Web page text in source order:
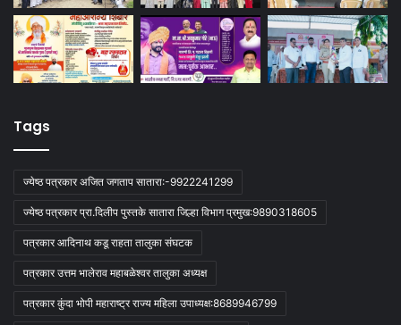
Tags
ज्येष्ठ पत्रकार अजित जगताप सातारा:-9922241299
ज्येष्ठ पत्रकार प्रा.दिलीप पुस्तके सातारा जिल्हा विभाग प्रमुख:9890318605
पत्रकार आदिनाथ कडू राहता तालुका संघटक
पत्रकार उत्तम भालेराव महाबळेश्वर तालुका अध्यक्ष
पत्रकार कुंदा भोपी महाराष्ट्र राज्य महिला उपाध्यक्ष:8689946799